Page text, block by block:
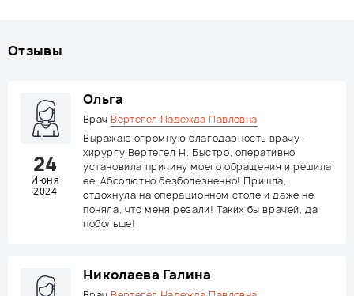
Отзывы
24
Июня
2024
Ольга
Врач Вертегел Надежда Павловна
Выражаю огромную благодарность врачу-
хирургу Вертегел Н. Быстро, оперативно
установила причину моего обращения и решила
ее. Абсолютно безболезненно! Пришла,
отдохнула на операционном столе и даже не
поняла, что меня резали! Таких бы врачей, да
побольше!
Николаева Галина